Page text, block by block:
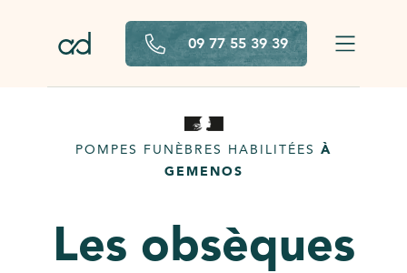
09 77 55 39 39
POMPES FUNÈBRES HABILITÉES À
GEMENOS
Les obsèques